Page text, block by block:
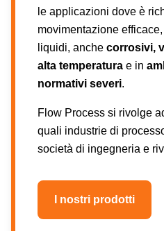
le applicazioni dove è
movimentazione
liquidi, anche corrosivi,
alta temperatura e in
normativi severi.
Flow Process si rivolge
quali industrie di
società di ingegneria e
I nostri prodotti